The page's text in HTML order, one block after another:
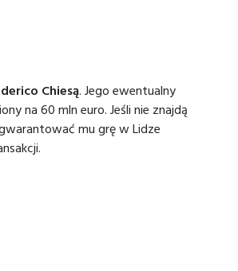
Chiesą. Jego ewentualny
na 60 mln euro. Jeśli nie znajdą
mu grę w Lidze